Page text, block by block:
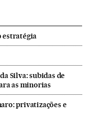
estratégia
Silva: subidas de
as minorias
privatizações e